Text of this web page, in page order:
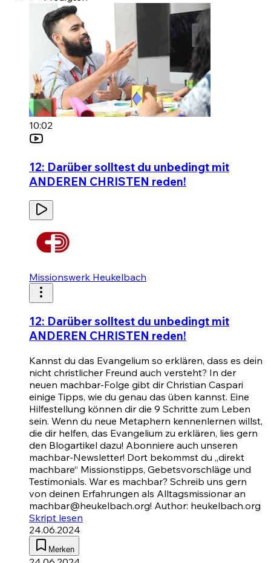
10:02
12: Darüber solltest du unbedingt mit
ANDEREN CHRISTEN reden!
Missionswerk Heukelbach
12: Darüber solltest du unbedingt mit
ANDEREN CHRISTEN reden!
Kannst du das Evangelium so erklären, dass es dein
nicht christlicher Freund auch versteht? In der
neuen machbar-Folge gibt dir Christian Caspari
einige Tipps, wie du genau das üben kannst. Eine
Hilfestellung können dir die 9 Schritte zum Leben
sein. Wenn du neue Metaphern kennenlernen willst,
die dir helfen, das Evangelium zu erklären, lies gern
den Blogartikel dazu! Abonniere auch unseren
machbar-Newsletter! Dort bekommst du „direkt
machbare“ Missionstipps, Gebetsvorschläge und
Testimonials. War es machbar? Schreib uns gern
von deinen Erfahrungen als Alltagsmissionar an
machbar@heukelbach.org! Author: heukelbach.org
Skript lesen
24.06.2024
Merken